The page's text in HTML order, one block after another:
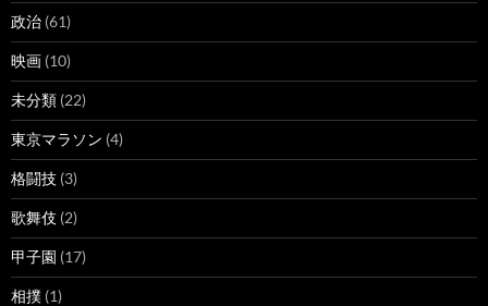
政治 (61)
映画 (10)
未分類 (22)
東京マラソン (4)
格闘技 (3)
歌舞伎 (2)
甲子園 (17)
相撲 (1)